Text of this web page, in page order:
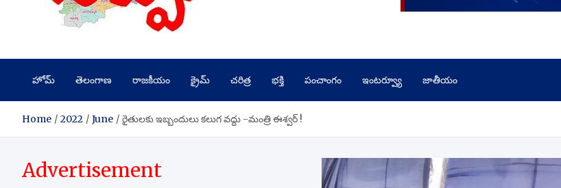
హోమ్ తెలంగాణ రాజకీయం క్రైమ్ చరిత్ర భక్తి పంచాంగం ఇంటర్వ్యూ జాతీయం
Home 2022 June రైతులకు ఇబ్బందులు కలుగ వద్దు -మంత్రి ఈశ్వర్ !
Advertisement